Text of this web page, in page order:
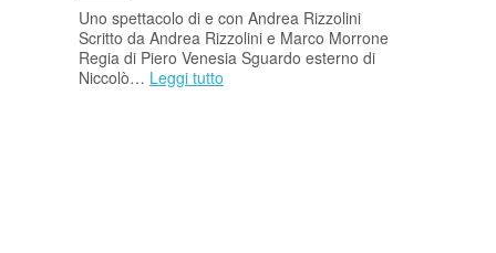
Uno spettacolo di e con Andrea Rizzolini
Scritto da Andrea Rizzolini e Marco Morrone
Regia di Piero Venesia Sguardo esterno di
Niccolò… Leggi tutto